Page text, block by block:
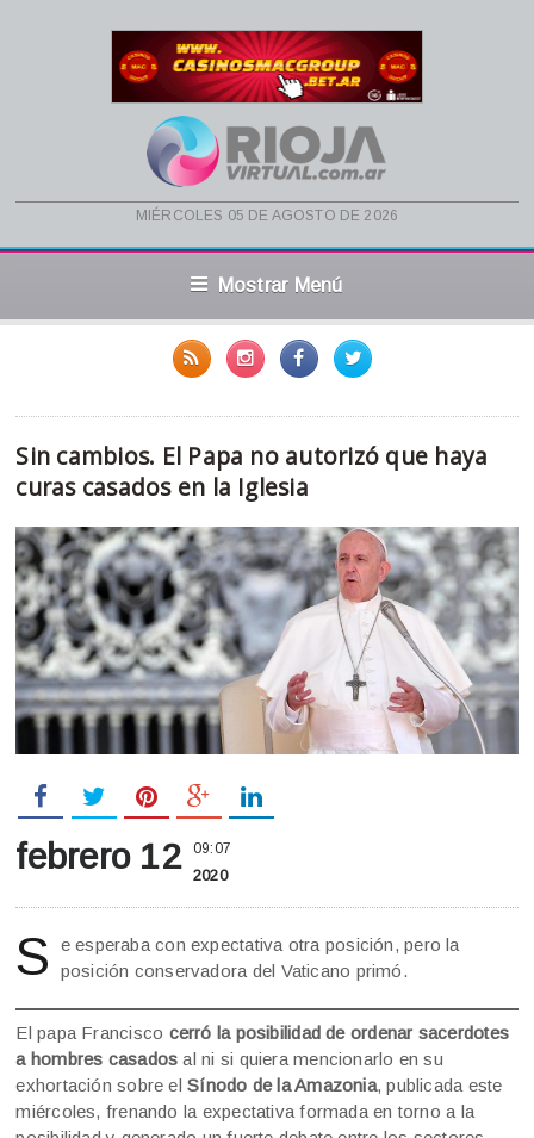
miércoles 05 de agosto de 2026
Mostrar Menú
Sin cambios. El Papa no autorizó que haya
curas casados en la Iglesia
febrero 12 09:07
2020
S
e esperaba con expectativa otra posición, pero la
posición conservadora del Vaticano primó.
El papa Francisco cerró la posibilidad de ordenar sacerdotes
a hombres casados al ni si quiera mencionarlo en su
exhortación sobre elSínodo de la Amazonia, publicada este
miércoles, frenando la expectativa formada en torno a la